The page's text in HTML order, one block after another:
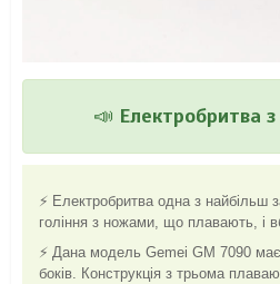
📣 Електробритва
⚡ Електробритва одна з найбільш
гоління з ножами, що плавають, і
⚡ Дана модель Gemei GM 7090 має
боків. Конструкція з трьома